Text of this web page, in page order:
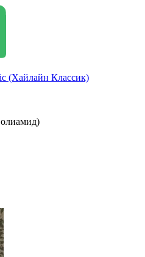
(Хайлайн Классик)